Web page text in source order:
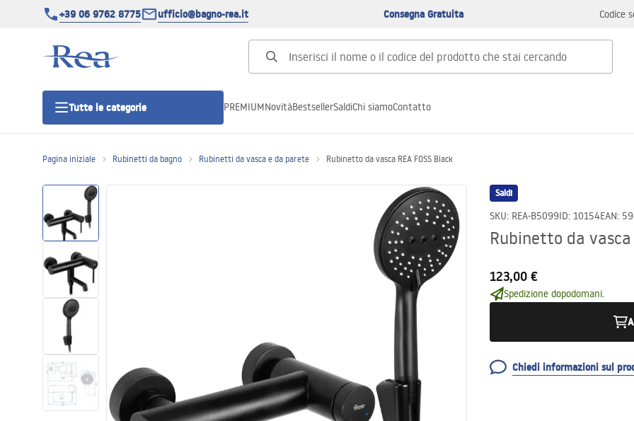
+39 06 9762 8775 ufficio@bagno-rea.it Consegna Gratuita Codice
Tutte le categorie
Porte doccia
Piatti doccia da bagno
Canaline di scarico
Lavabi
Vasche da bagno e schermi vasca
PREMIUMNovitàBestsellerSaldiChi siamoContatto
Pagina iniziale Rubinetti da bagno Rubinetti da vasca e da parete Rubinetto da vasca REA FOSS Black
Saldi
SKU: REA-B5099ID: 10154EAN:
Rubinetto da vasca
123,00 €
Spedizione dopodomani.
Chiedi informazioni sul